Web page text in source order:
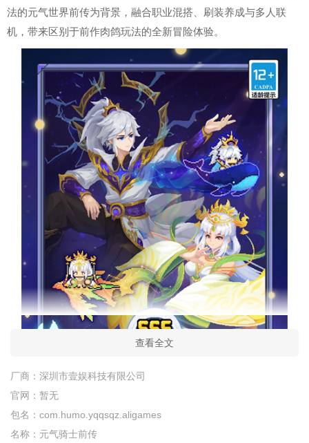
法的元气世界前传为背景，融合职业混搭、刷装养成与多人联
机，带来区别于前作肉鸽玩法的全新冒险体验。
查看全文
厂商： 深圳市壹娱科技有限公司
官网： 暂无
包名： com.humo.yqqsqz.aligames
名称： 元气骑士前传